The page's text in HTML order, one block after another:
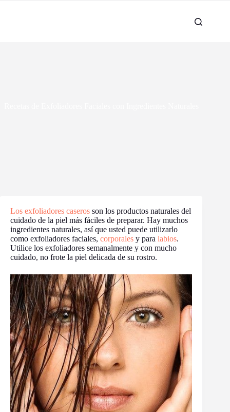
Los exfoliadores caseros son los productos naturales del
cuidado de la piel más fáciles de preparar. Hay muchos
ingredientes naturales, así que usted puede utilizarlo
como exfoliadores faciales, corporales y para labios.
Utilice los exfoliadores semanalmente y con mucho
cuidado, no frote la piel delicada de su rostro.